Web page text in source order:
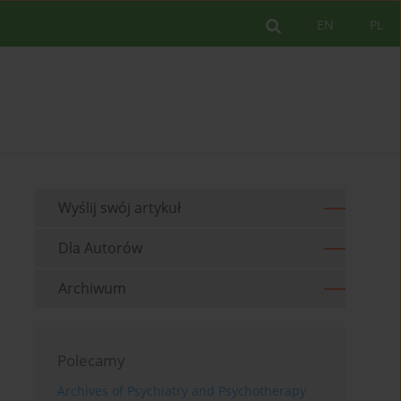
PL
EN
Wyślij swój artykuł
Dla Autorów
Archiwum
Polecamy
Archives of Psychiatry and Psychotherapy